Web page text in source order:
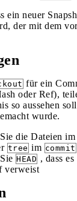
ein neuer
der mit dem
für ein
oder Ref),
so aussehen
wurde.
die Dateien
tree im commit
HEAD , dass
verweist